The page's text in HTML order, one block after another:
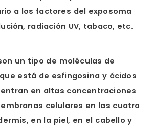
a los factores del exposoma
radiación UV, tabaco, etc.
un tipo de moléculas de
está de esfingosina y ácidos
en altas concentraciones
celulares en las cuatro
en la piel, en el cabello y